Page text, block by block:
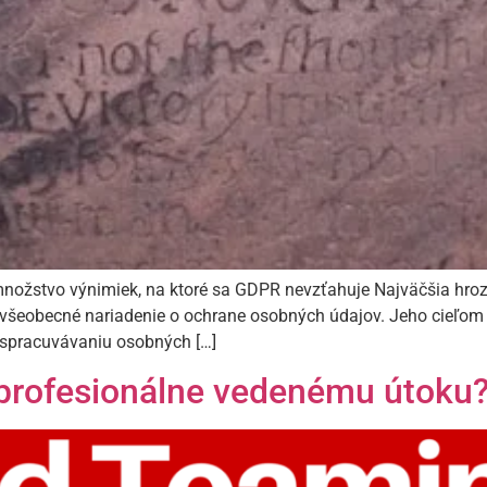
výnimiek, na ktoré sa GDPR nevzťahuje Najväčšia
nariadenie o ochrane osobných údajov. Jeho
osobných […]
vedenému